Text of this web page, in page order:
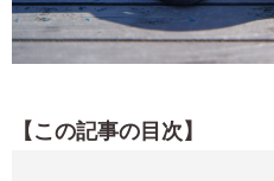
【この記事の目次】